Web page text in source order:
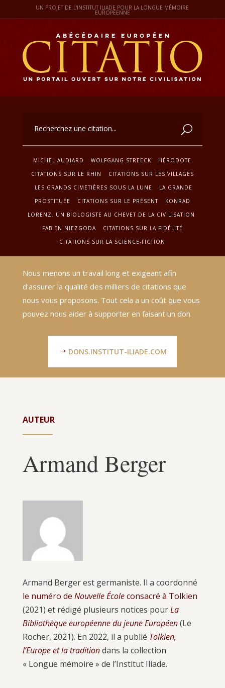
UN PROJET DE L'INSTITUT ILIADE POUR LA LONGUE MÉMOIRE
EUROPÉENNE
MICHEL AUDIARD WOLFGANG STREECK
HÉRODOTE
CITATIONS SUR LE RHIN
CITATIONS SUR LES VILLAGES
LES GRANDS CIMETIÈRES SOUS LA LUNE
LA GRANDE
PROSTITUÉE
CITATIONS SUR LE PRÉSENT
KONRAD
LORENZ. UN BIOLOGISTE AU CHEVET DE LA CIVILISATION
FABIEN NIEZGODA
CITATIONS SUR LA FIDÉLITÉ
CITATIONS SUR LA SCIENCE-FICTION
Nous menons un travail long et exigeant afin
d'assurer la qualité des milliers de citations que
nous vous proposons. Tout cela a un coût que vous
pouvez nous aider à supporter en faisant un don.
DONS.INSTITUT-ILIADE.COM
AUTEUR
Armand Berger
Armand Ber­ger est ger­ma­niste. Il a coor­don­né
le numé­ro de Nou­velle Écoleconsa­cré à Tol­kien
(2021) et rédi­gé plu­sieurs notices pourLa
Biblio­thèque euro­péenne du jeune Euro­péen(Le
Rocher, 2021). En 2022, il a publié Tol­kien,
l’Europe et la tra­di­tiondans la col­lec­tion
« Longue mémoire » de l’Institut Iliade.